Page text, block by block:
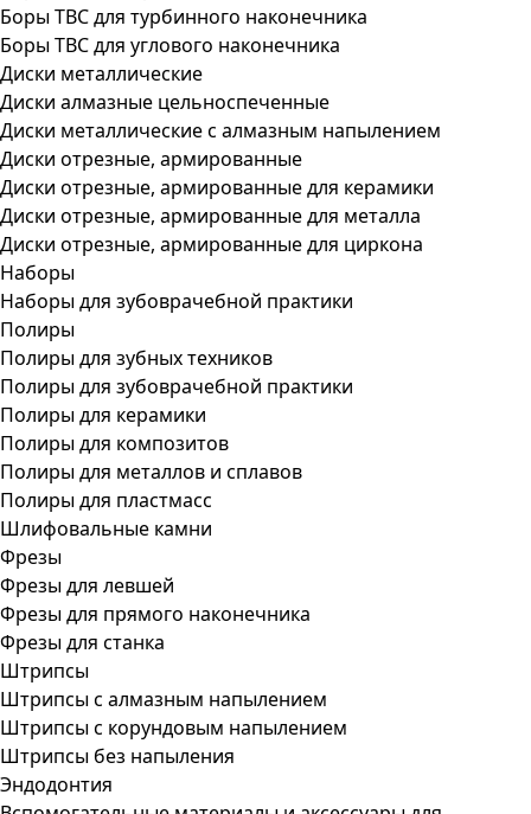
Боры ТВС для турбинного наконечника
Боры ТВС для углового наконечника
Диски металлические
Диски алмазные цельноспеченные
Диски металлические с алмазным напылением
Диски отрезные, армированные
Диски отрезные, армированные для керамики
Диски отрезные, армированные для металла
Диски отрезные, армированные для циркона
Наборы
Наборы для зубоврачебной практики
Полиры
Полиры для зубных техников
Полиры для зубоврачебной практики
Полиры для керамики
Полиры для композитов
Полиры для металлов и сплавов
Полиры для пластмасс
Шлифовальные камни
Фрезы
Фрезы для левшей
Фрезы для прямого наконечника
Фрезы для станка
Штрипсы
Штрипсы c алмазным напылением
Штрипсы c корундовым напылением
Штрипсы без напыления
Эндодонтия